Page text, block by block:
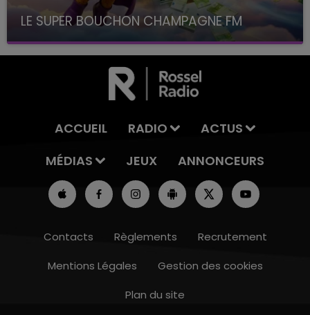
7h00 - 12h00
LE SUPER BOUCHON CHAMPAGNE FM
avec La Famille Champagne FM, à 8H10
ACCUEIL RADIO
ACTUS
MÉDIAS
JEUX ANNONCEURS
Contacts Règlements
Recrutement
Mentions Légales
Gestion des cookies
Plan du site